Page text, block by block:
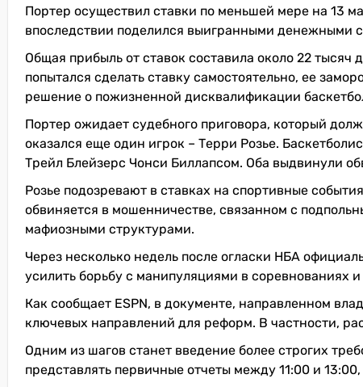
Портер осуществил ставки по меньшей мере на 13
впоследствии поделился выигранными денежными
Общая прибыль от ставок составила около 22
попытался сделать ставку самостоятельно, ее
решение о пожизненной дисквалификации
Портер ожидает судебного приговора, который
оказался еще один игрок – Терри Розье.
Трейл Блейзерс Чонси Биллапсом. Оба выдвинули
Розье подозревают в ставках на спортивные
обвиняется в мошенничестве, связанном с
мафиозными структурами.
Через несколько недель после огласки НБА
усилить борьбу с манипуляциями в соревнованиях
Как сообщает ESPN, в документе, направленном
ключевых направлений для реформ. В частности,
Одним из шагов станет введение более строгих
представлять первичные отчеты между 11:00 и